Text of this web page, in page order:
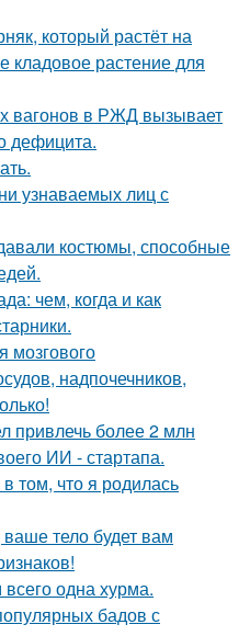
который растёт на
кладовое растение для
вагонов в РЖД вызывает
дефицита.
узнаваемых лиц с
костюмы, способные
чем, когда и как
мозгового
надпочечников,
привлечь более 2 млн
ИИ - стартапа.
том, что я родилась
тело будет вам
одна хурма.
бадов с